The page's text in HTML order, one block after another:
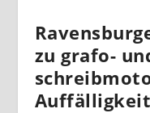
zu grafo-